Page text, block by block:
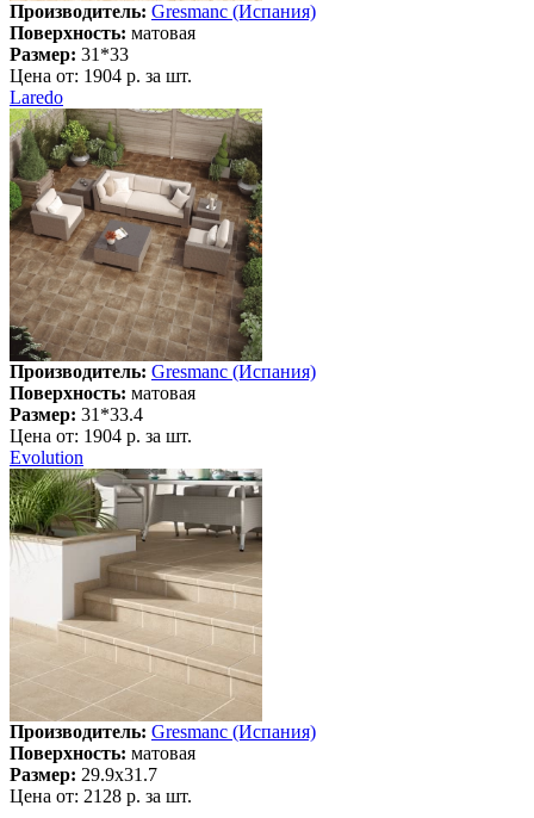
Производитель: Gresmanc (Испания)
Поверхность: матовая
Размер: 31*33
Цена от: 1904 р. за шт.
Laredo
Производитель: Gresmanc (Испания)
Поверхность: матовая
Размер: 31*33.4
Цена от: 1904 р. за шт.
Evolution
Производитель: Gresmanc (Испания)
Поверхность: матовая
Размер: 29.9x31.7
Цена от: 2128 р. за шт.